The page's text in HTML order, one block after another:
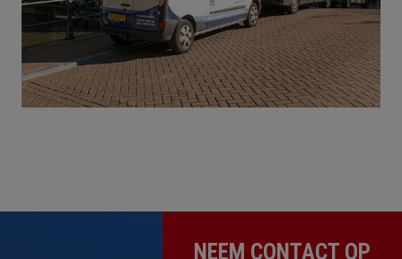
NEEM CONTACT OP